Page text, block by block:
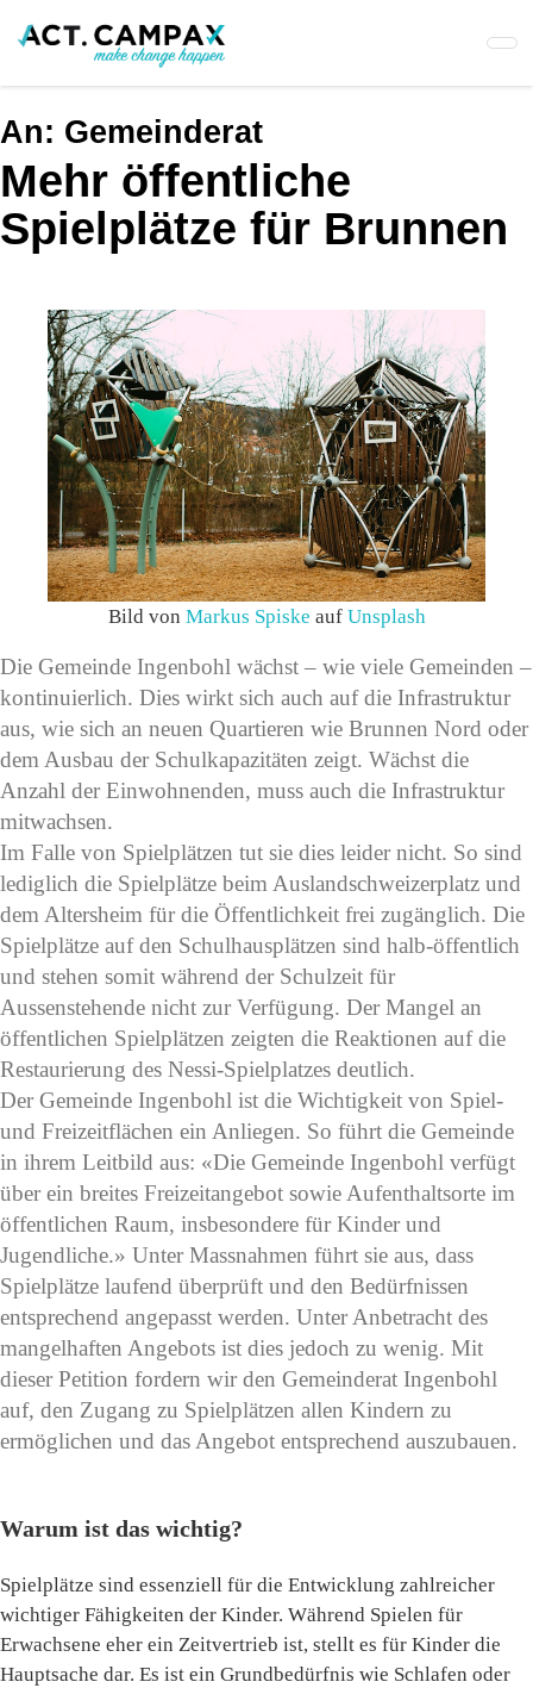
An: Gemeinderat
Mehr öffentliche
Spielplätze für Brunnen
Bild von Markus Spiske auf Unsplash
Die Gemeinde Ingenbohl wächst – wie viele Gemeinden –
kontinuierlich. Dies wirkt sich auch auf die Infrastruktur
aus, wie sich an neuen Quartieren wie Brunnen Nord oder
dem Ausbau der Schulkapazitäten zeigt. Wächst die
Anzahl der Einwohnenden, muss auch die Infrastruktur
mitwachsen.
Im Falle von Spielplätzen tut sie dies leider nicht. So sind
lediglich die Spielplätze beim Auslandschweizerplatz und
dem Altersheim für die Öffentlichkeit frei zugänglich. Die
Spielplätze auf den Schulhausplätzen sind halb-öffentlich
und stehen somit während der Schulzeit für
Aussenstehende nicht zur Verfügung. Der Mangel an
öffentlichen Spielplätzen zeigten die Reaktionen auf die
Restaurierung des Nessi-Spielplatzes deutlich.
Der Gemeinde Ingenbohl ist die Wichtigkeit von Spiel-
und Freizeitflächen ein Anliegen. So führt die Gemeinde
in ihrem Leitbild aus: «Die Gemeinde Ingenbohl verfügt
über ein breites Freizeitangebot sowie Aufenthaltsorte im
öffentlichen Raum, insbesondere für Kinder und
Jugendliche.» Unter Massnahmen führt sie aus, dass
Spielplätze laufend überprüft und den Bedürfnissen
entsprechend angepasst werden. Unter Anbetracht des
mangelhaften Angebots ist dies jedoch zu wenig. Mit
dieser Petition fordern wir den Gemeinderat Ingenbohl
auf, den Zugang zu Spielplätzen allen Kindern zu
ermöglichen und das Angebot entsprechend auszubauen.
Warum ist das wichtig?
Spielplätze sind essenziell für die Entwicklung zahlreicher
wichtiger Fähigkeiten der Kinder. Während Spielen für
Erwachsene eher ein Zeitvertrieb ist, stellt es für Kinder die
Hauptsache dar. Es ist ein Grundbedürfnis wie Schlafen oder